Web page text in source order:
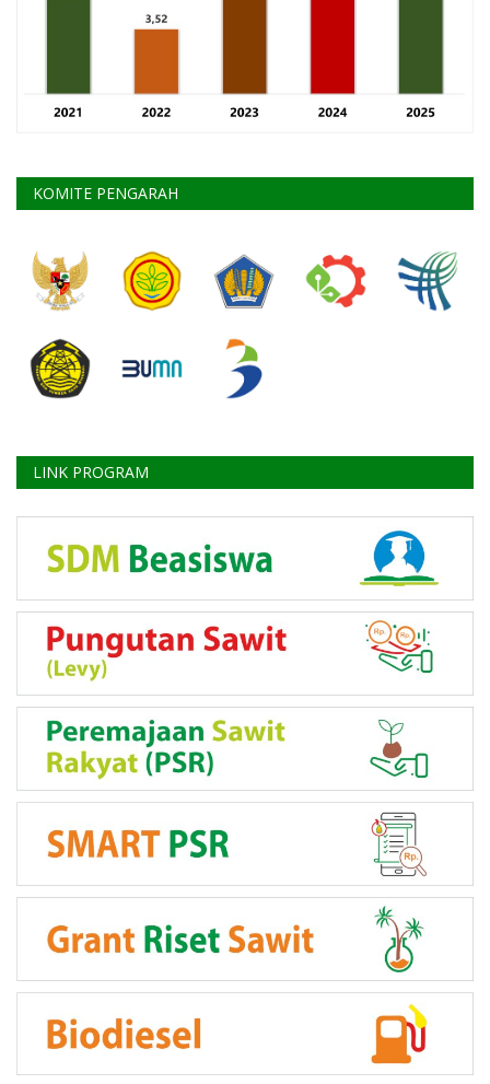
KOMITE PENGARAH
LINK PROGRAM